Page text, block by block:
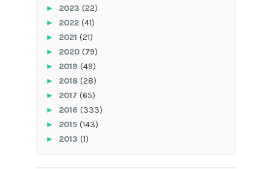
► 2023 (22)
► 2022 (41)
► 2021 (21)
► 2020 (79)
► 2019 (49)
► 2018 (28)
► 2017 (65)
► 2016 (333)
► 2015 (143)
► 2013 (1)